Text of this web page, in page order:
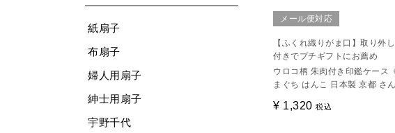
紙扇子
布扇子
婦人用扇子
紳士用扇子
宇野千代
メール便対応
【ふくれ織りがま口】取り外
付きでプチギフトにお薦め
ウロコ柄 朱肉付き印鑑ケース
まぐち はんこ 日本製 京都 さ
¥ 1,320 税込